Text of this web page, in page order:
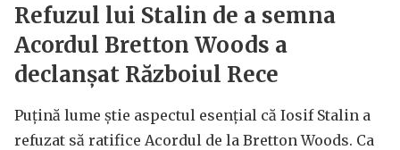
Refuzul lui Stalin de a semna
Acordul Bretton Woods a
declanșat Războiul Rece
Puțină lume știe aspectul esențial că Iosif Stalin a
refuzat să ratifice Acordul de la Bretton Woods. Ca